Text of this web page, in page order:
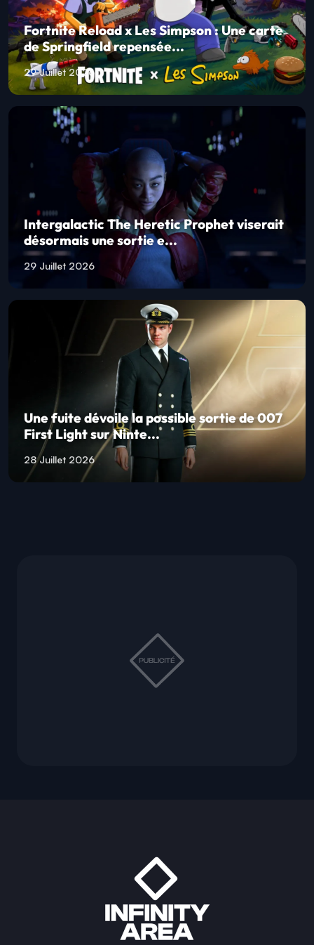
Fortnite Reload x Les Simpson : Une carte
de Springfield repensée...
29 Juillet 2026
Intergalactic The Heretic Prophet viserait
désormais une sortie e...
29 Juillet 2026
Une fuite dévoile la possible sortie de 007
First Light sur Ninte...
28 Juillet 2026